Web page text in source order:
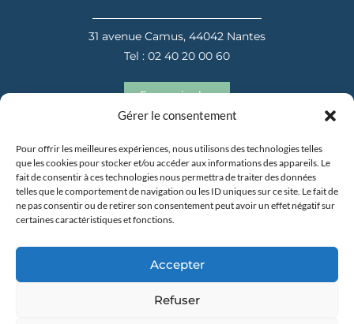
Gérer le consentement
Pour offrir les meilleures expériences, nous utilisons des technologies telles
que les cookies pour stocker et/ou accéder aux informations des appareils. Le
fait de consentir à ces technologies nous permettra de traiter des données
telles que le comportement de navigation ou les ID uniques sur ce site. Le fait de
ne pas consentir ou de retirer son consentement peut avoir un effet négatif sur
certaines caractéristiques et fonctions.
Accepter
Refuser
31 avenue Camus, 44042 Nantes
Tel : 02 40 20 00 60
En savoir plus
Tel : 02 40 20 00 60
En savoir plus